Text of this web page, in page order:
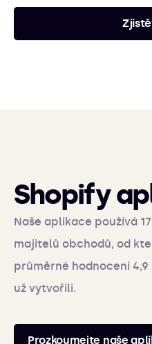
Shopify
Naše aplikace používá
majitelů obchodů, od
průměrné hodnocení 4,9
už vytvořili.
Prozkoumejte naše